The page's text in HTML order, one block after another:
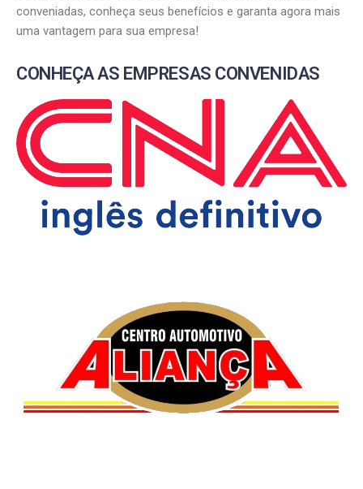
conveniadas, conheça seus benefícios e garanta agora mais
uma vantagem para sua empresa!
CONHEÇA AS EMPRESAS CONVENIDAS